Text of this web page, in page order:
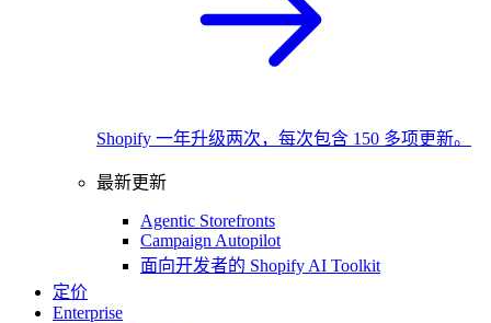
Shopify 一年升级两次，每次包含 150 多项更新。
最新更新
Agentic Storefronts
Campaign Autopilot
面向开发者的 Shopify AI Toolkit
定价
Enterprise